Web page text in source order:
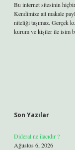
Bu internet sitesinin
Kendimize ait makale
niteliği taşımaz. Gerçek
kurum ve kişiler ile isim
Son Yazılar
Dideral ne ilacıdır ?
Ağustos 6, 2026